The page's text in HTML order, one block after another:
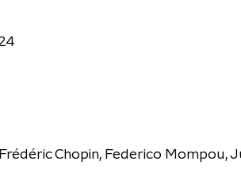
Chopin, Federico Mompou,